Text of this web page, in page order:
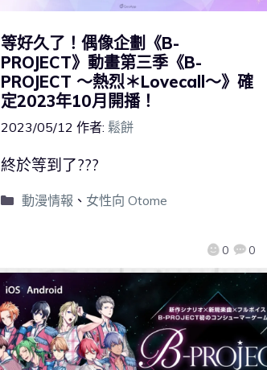
等好久了！偶像企劃《B-
PROJECT》動畫第三季《B-
PROJECT ～熱烈＊Lovecall～》確
定2023年10月開播！
2023/05/12 作者: 鬆餅
0 0
終於等到了???
動漫情報 、 女性向 Otome